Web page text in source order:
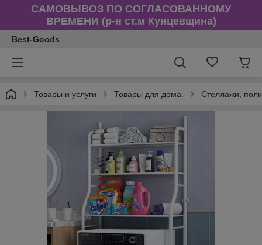
САМОВЫВОЗ ПО СОГЛАСОВАННОМУ
ВРЕМЕНИ (р-н ст.м Кунцевщина)
Best-Goods
Товары и услуги Товары для дома. Стеллажи,